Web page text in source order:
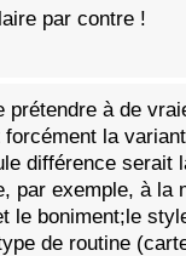
par contre !
prétendre à de
la
différence serait
par exemple, à la
le boniment;le
de routine